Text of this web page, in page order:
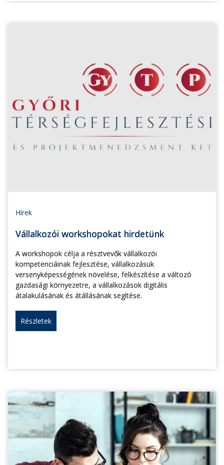
Hírek
Vállalkozói workshopokat hirdetünk
A workshopok célja a résztvevők vállalkozói
kompetenciáinak fejlesztése, vállalkozásuk
versenyképességének növelése, felkészítése a változó
gazdasági környezetre, a vállalkozások digitális
átalakulásának és átállásának segítése.
Részletek